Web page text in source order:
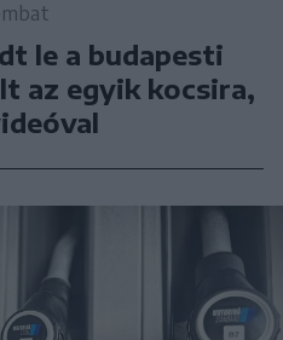
le a budapesti
az egyik kocsira,